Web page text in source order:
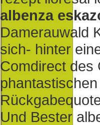
albenza
Damerauwald
sich- hinter
Comdirect des
Und Bester